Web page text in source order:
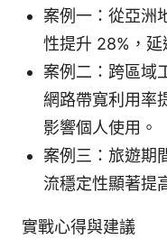
案例一：從亞洲
性提升 28%，延
案例二：跨區域
網路帶寬利用率
影響個人使用。
案例三：旅遊期
流穩定性顯著提
實戰心得與建議